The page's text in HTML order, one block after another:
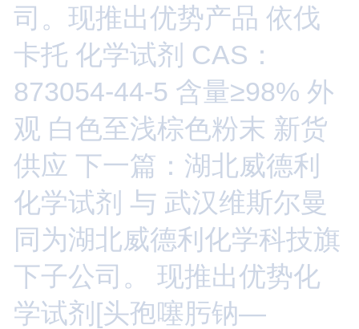
司。现推出优势产品 依伐
卡托 化学试剂 CAS：
873054-44-5 含量≥98% 外
观 白色至浅棕色粉末 新货
供应 下一篇：湖北威德利
化学试剂 与 武汉维斯尔曼
同为湖北威德利化学科技旗
下子公司。 现推出优势化
学试剂[头孢噻肟钠—